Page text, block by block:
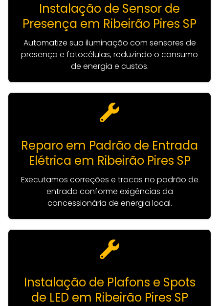
Instalação de Sensor de
Presença em Ribeirão Pires SP
Automatize sua iluminação com sensores de
presença e fotocélulas, reduzindo o consumo
de energia e custos.
Reparo em Padrão de Entrada
Elétrica em Ribeirão Pires SP
Executamos correções e trocas no padrão de
entrada conforme exigências da
concessionária de energia local.
Instalação de Plafons e Spots
de LED em Ribeirão Pires SP